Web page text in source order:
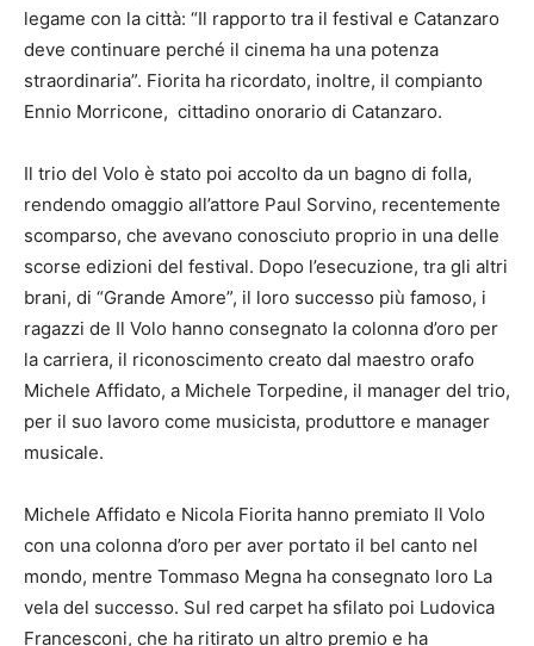
legame con la città: “Il rapporto tra il festival e Catanzaro
deve continuare perché il cinema ha una potenza
straordinaria”. Fiorita ha ricordato, inoltre, il compianto
Ennio Morricone, cittadino onorario di Catanzaro.
Il trio del Volo è stato poi accolto da un bagno di folla,
rendendo omaggio all’attore Paul Sorvino, recentemente
scomparso, che avevano conosciuto proprio in una delle
scorse edizioni del festival. Dopo l’esecuzione, tra gli altri
brani, di “Grande Amore”, il loro successo più famoso, i
ragazzi de Il Volo hanno consegnato la colonna d’oro per
la carriera, il riconoscimento creato dal maestro orafo
Michele Affidato, a Michele Torpedine, il manager del trio,
per il suo lavoro come musicista, produttore e manager
musicale.
Michele Affidato e Nicola Fiorita hanno premiato Il Volo
con una colonna d’oro per aver portato il bel canto nel
mondo, mentre Tommaso Megna ha consegnato loro La
vela del successo. Sul red carpet ha sfilato poi Ludovica
Francesconi, che ha ritirato un altro premio e ha